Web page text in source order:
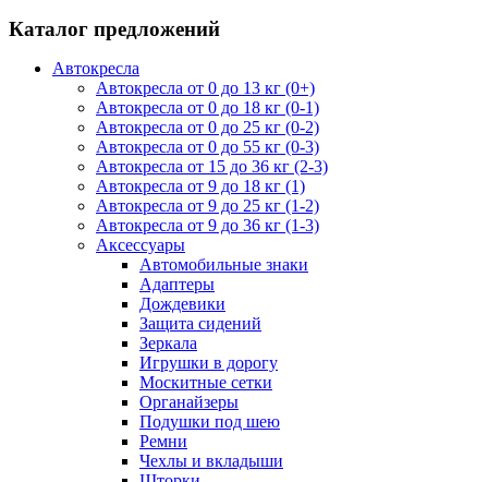
Каталог предложений
Автокресла
Автокресла от 0 до 13 кг (0+)
Автокресла от 0 до 18 кг (0-1)
Автокресла от 0 до 25 кг (0-2)
Автокресла от 0 до 55 кг (0-3)
Автокресла от 15 до 36 кг (2-3)
Автокресла от 9 до 18 кг (1)
Автокресла от 9 до 25 кг (1-2)
Автокресла от 9 до 36 кг (1-3)
Аксессуары
Автомобильные знаки
Адаптеры
Дождевики
Защита сидений
Зеркала
Игрушки в дорогу
Москитные сетки
Органайзеры
Подушки под шею
Ремни
Чехлы и вкладыши